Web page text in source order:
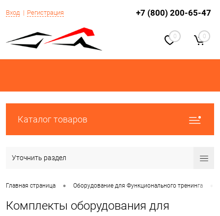
Вход Регистрация +7 (800) 200-65-47
0 0
Каталог товаров
Уточнить раздел
Главная страница • Оборудование для Функционального тренинга
Комплекты оборудования для